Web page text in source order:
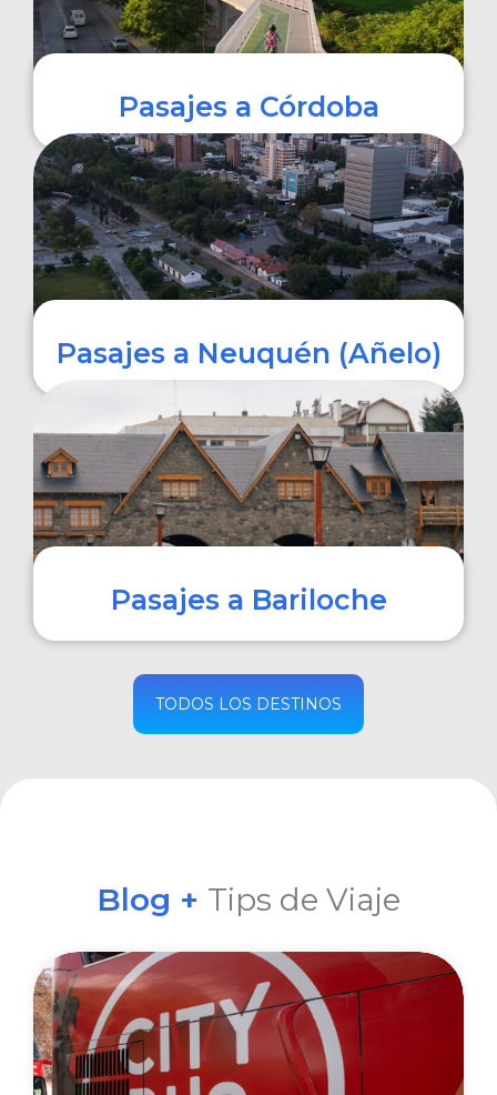
Pasajes a Córdoba
COMPRAR
Pasajes a Neuquén (Añelo)
COMPRAR
Pasajes a Bariloche
COMPRAR
TODOS LOS DESTINOS
Blog + Tips de Viaje